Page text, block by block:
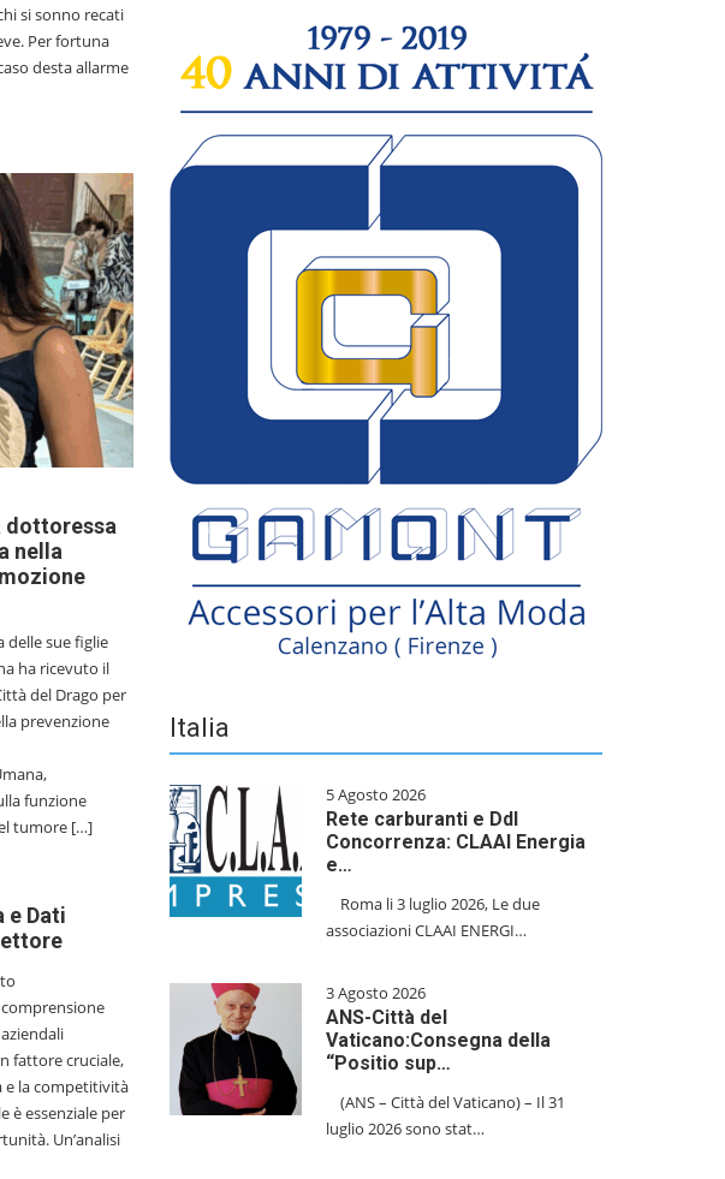
si sonno recati
Per fortuna
desta allarme
dottoressa
nella
delle sue figlie
ha ricevuto il
del Drago per
prevenzione
funzione
tumore […]
e Dati
fattore cruciale,
e la competitività
è essenziale per
Un’analisi
Italia
5 Agosto 2026
Rete carburanti e Ddl
Concorrenza: CLAAI Energia
e…
​Roma li 3 luglio 2026, Le due
associazioni CLAAI ENERGI…
3 Agosto 2026
ANS-Città del
Vaticano:Consegna della
“Positio sup…
(ANS – Città del Vaticano) – Il 31
luglio 2026 sono stat…